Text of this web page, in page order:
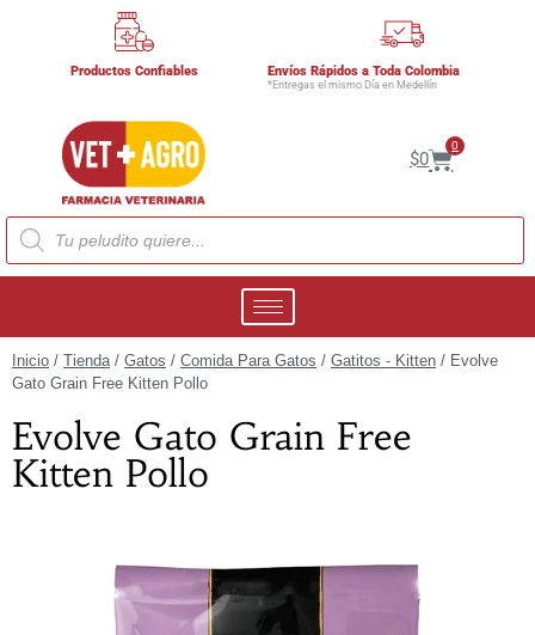
Productos Confiables Envíos Rápidos a Toda Colombia
*Entregas el mismo Día en Medellín
$0
0
Inicio / Tienda/ Gatos / Comida Para Gatos / Gatitos - Kitten / Evolve
Gato Grain Free Kitten Pollo
Evolve Gato Grain Free
Kitten Pollo